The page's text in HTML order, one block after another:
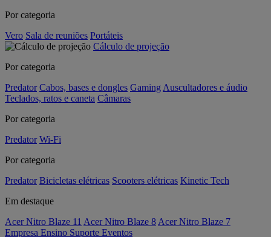
Por categoria
Vero Sala de reuniões Portáteis
Cálculo de projeção
Por categoria
Predator Cabos, bases e dongles Gaming Auscultadores e áudio
Teclados, ratos e caneta Câmaras
Por categoria
Predator Wi-Fi
Por categoria
Predator Bicicletas elétricas Scooters elétricas Kinetic Tech
Em destaque
Acer Nitro Blaze 11 Acer Nitro Blaze 8 Acer Nitro Blaze 7
Empresa Ensino Suporte Eventos